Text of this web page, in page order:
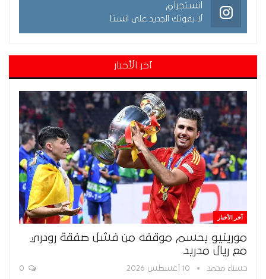
انستجرام
لا يفوتك الجديد على انستا
آخر الأخبار
آخر الأخبار
مورينيو يحسم موقفه من فشل صفقة رودري
مع ريال مدريد
حسناء محمد 10 أغسطس 2026